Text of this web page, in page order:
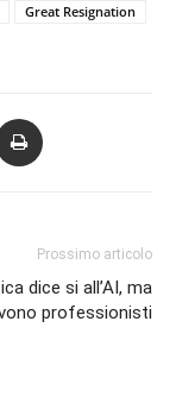
Great Resignation
Prossimo articolo
dice si all’AI, ma
professionisti